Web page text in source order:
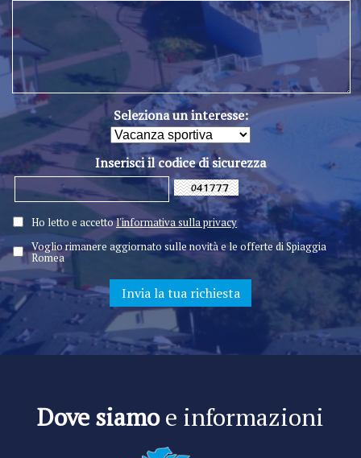
Seleziona un interesse:
Inserisci il codice di sicurezza
Ho letto e accettol'informativa sulla privacy
Voglio rimanere aggiornato sulle novità e le offerte di Spiaggia
Romea
Dove siamoe informazioni